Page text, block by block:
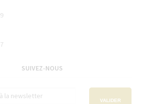
SUIVEZ-NOUS
VALIDER